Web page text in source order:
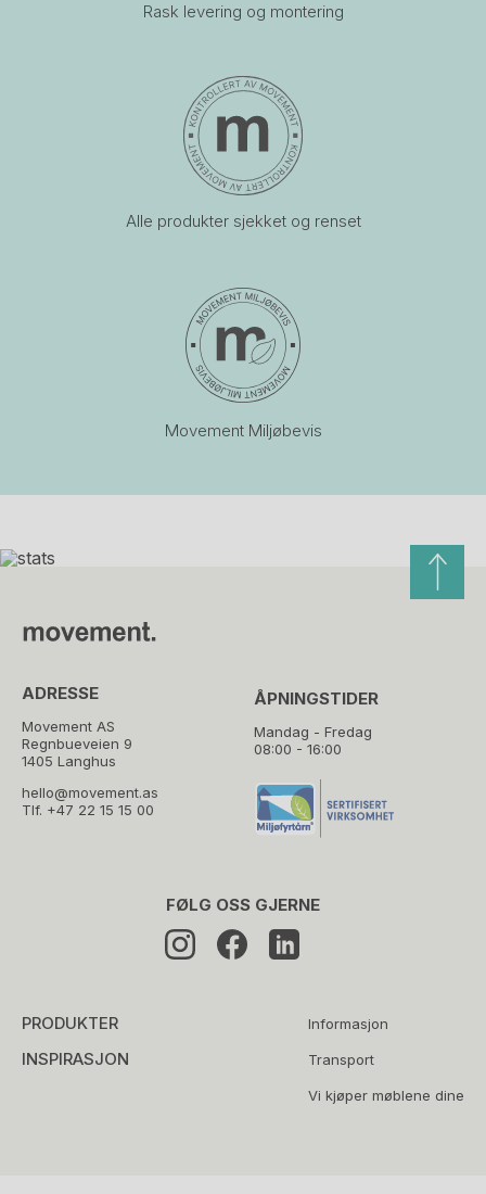
Rask levering og montering
Alle produkter sjekket og renset
Movement Miljøbevis
ADRESSE
Movement AS
Regnbueveien 9
1405 Langhus
hello@movement.as
Tlf. +47 22 15 15 00
ÅPNINGSTIDER
Mandag - Fredag
08:00 - 16:00
PRODUKTER
INSPIRASJON
Informasjon
Transport
Vi kjøper møblene dine
FØLG OSS GJERNE